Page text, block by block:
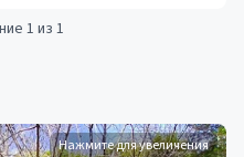
1 из 1
Нажмите для увеличения